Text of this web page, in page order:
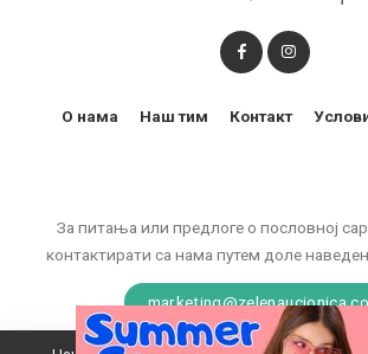
За питања или предлоге о пословној
контактирати са нама путем доле
О нама Наш тим Контакт